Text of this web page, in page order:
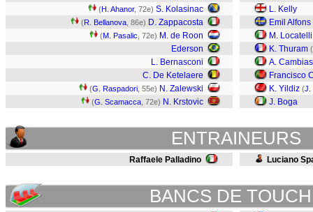
(H. Ahanor, 72e) S. Kolasinac
(R. Bellanova , 86e) D. Zappacosta
(M. Pasalic , 72e) M. de Roon
Ederson
L. Bernasconi
C. De Ketelaere
(G. Raspadori , 55e) N. Zalewski
(G. Scamacca , 72e) N. Krstovic
L. Kelly
Emil
M. Locatelli
K. Thuram (
A.
Francisco
K. Yildiz (J.
J. Boga
ENTRAINEURS
Raffaele Palladino Luciano
BANCS DE